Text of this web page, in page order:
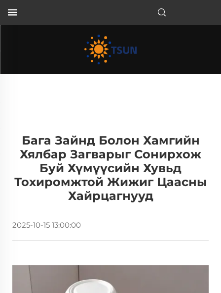
Бага Зайнд Болон Хамгийн
Хялбар Загварыг Сонирхож
Буй Хүмүүсийн Хувьд
Тохиромжтой Жижиг Цаасны
Хайрцагнууд
2025-10-15 13:00:00